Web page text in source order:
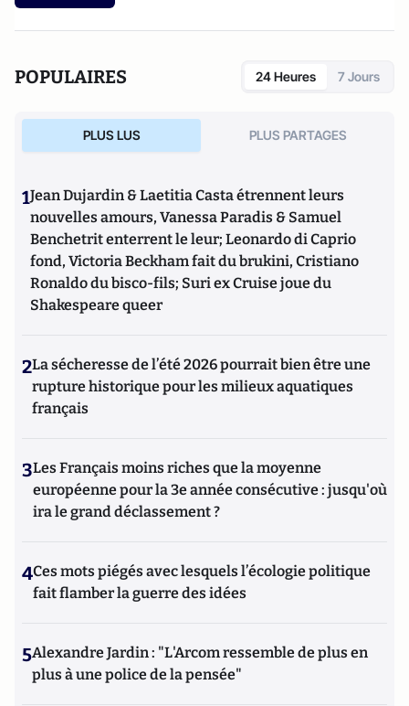
POPULAIRES 24 Heures 7 Jours
PLUS LUS PLUS PARTAGES
1Jean Dujardin & Laetitia Casta étrennent leurs
nouvelles amours, Vanessa Paradis & Samuel
Benchetrit enterrent le leur; Leonardo di Caprio
fond, Victoria Beckham fait du brukini, Cristiano
Ronaldo du bisco-fils; Suri ex Cruise joue du
Shakespeare queer
2La sécheresse de l’été 2026 pourrait bien être une
rupture historique pour les milieux aquatiques
français
3Les Français moins riches que la moyenne
européenne pour la 3e année consécutive : jusqu'où
ira le grand déclassement ?
4Ces mots piégés avec lesquels l’écologie politique
fait flamber la guerre des idées
5Alexandre Jardin : "L'Arcom ressemble de plus en
plus à une police de la pensée"